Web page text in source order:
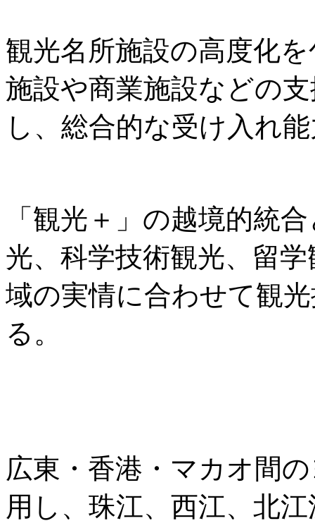
観光名所施設の高度化
施設や商業施設などの
し、総合的な受け入れ
「観光＋」の越境的統
光、科学技術観光、留
域の実情に合わせて観
る。
広東・香港・マカオ間
用し、珠江、西江、北